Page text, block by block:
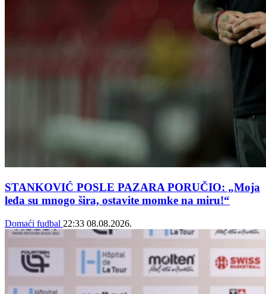
STANKOVIĆ POSLE PAZARA PORUČIO: „Moja
leđa su mnogo šira, ostavite momke na miru!“
Domaći fudbal 22:33 08.08.2026.